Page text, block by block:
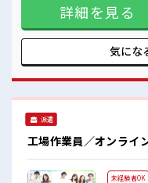
状態で完備。 最
ので毎日の通勤がラクチンで
代の方活躍中≫ アットホームな雰囲気の環境でサポート体制
も万全！ 残業
NGですが髪の
詳細を見る
気にな
派遣
工場作業員／オンライ
未経験者OK